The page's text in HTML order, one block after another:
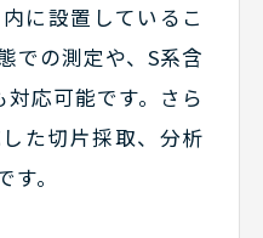
に設置しているこ
での測定や、S系含
応可能です。さら
た切片採取、分析
。